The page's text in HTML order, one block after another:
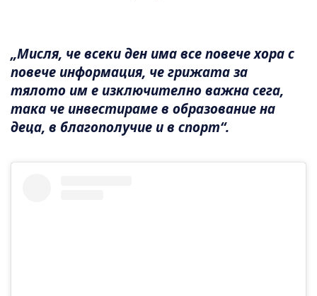
„Мисля, че всеки ден има все повече хора с
повече информация, че грижата за
тялото им е изключително важна сега,
така че инвестираме в образование на
деца, в благополучие и в спорт“.